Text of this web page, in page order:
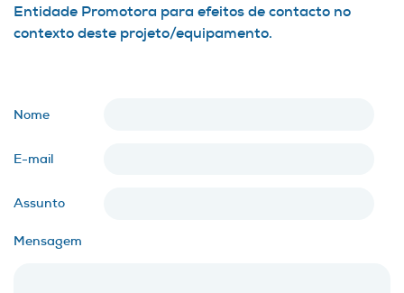
Entidade Promotora para efeitos de contacto no
contexto deste projeto/equipamento.
Nome
E-mail
Assunto
Mensagem